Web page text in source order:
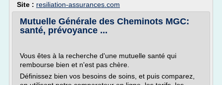
Site : resiliation-assurances.com
Mutuelle Générale des Cheminots MGC:
santé, prévoyance ...
Vous êtes à la recherche d'une mutuelle santé qui
rembourse bien et n'est pas chère.
Définissez bien vos besoins de soins, et puis comparez,